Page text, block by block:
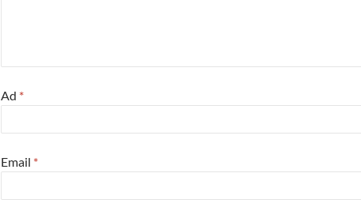
Ad *
Email *